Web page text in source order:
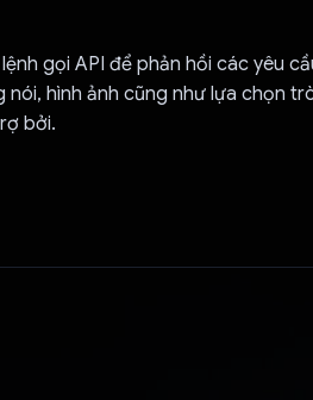
gọi API để phản hồi các yêu
hình ảnh cũng như lựa chọn
bởi.